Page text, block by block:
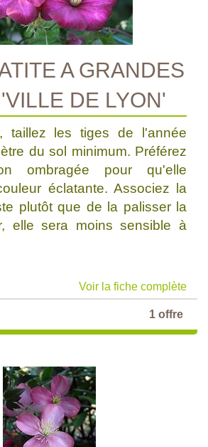
A GRANDES
DE LYON'
taillez les tiges de l'année
du sol minimum. Préférez
ombragée pour qu'elle
éclatante. Associez la
plutôt que de la palisser la
elle sera moins sensible à
Voir la fiche complète
1 offre